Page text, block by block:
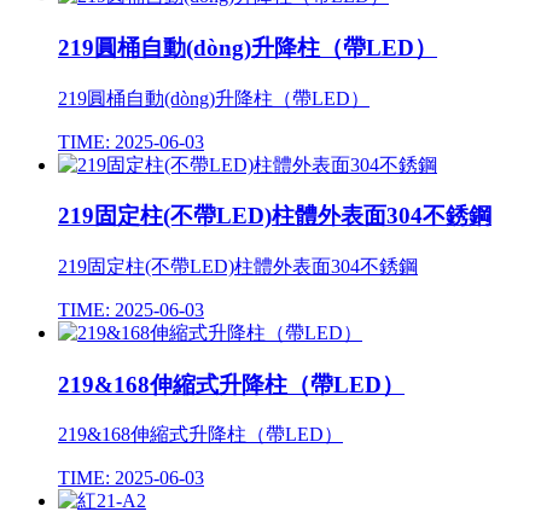
219圓桶自動(dòng)升降柱（帶LED）
219圓桶自動(dòng)升降柱（帶LED）
TIME: 2025-06-03
219固定柱(不帶LED)柱體外表面304不銹鋼
219固定柱(不帶LED)柱體外表面304不銹鋼
TIME: 2025-06-03
219&168伸縮式升降柱（帶LED）
219&168伸縮式升降柱（帶LED）
TIME: 2025-06-03